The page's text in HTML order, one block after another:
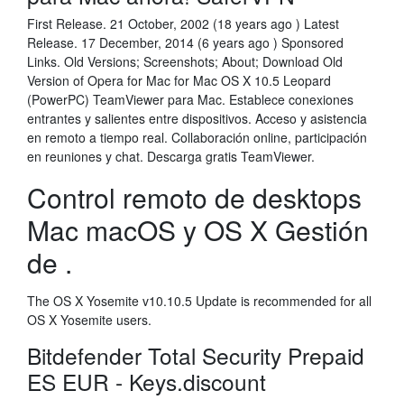
First Release. 21 October, 2002 (18 years ago ) Latest
Release. 17 December, 2014 (6 years ago ) Sponsored
Links. Old Versions; Screenshots; About; Download Old
Version of Opera for Mac for Mac OS X 10.5 Leopard
(PowerPC) TeamViewer para Mac. Establece conexiones
entrantes y salientes entre dispositivos. Acceso y asistencia
en remoto a tiempo real. Collaboración online, participación
en reuniones y chat. Descarga gratis TeamViewer.
Control remoto de desktops
Mac macOS y OS X Gestión
de .
The OS X Yosemite v10.10.5 Update is recommended for all
OS X Yosemite users.
Bitdefender Total Security Prepaid
ES EUR - Keys.discount